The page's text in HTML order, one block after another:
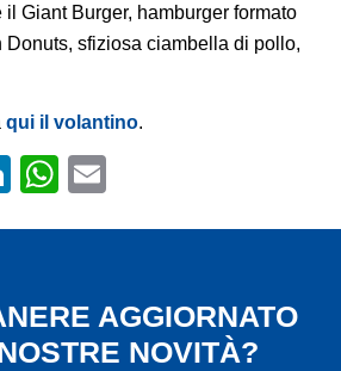
il Giant Burger, hamburger formato
Donuts, sfiziosa ciambella di pollo,
qui il volantino.
LinkedIn
WhatsApp
AGGIORNATO
NOVITÀ?